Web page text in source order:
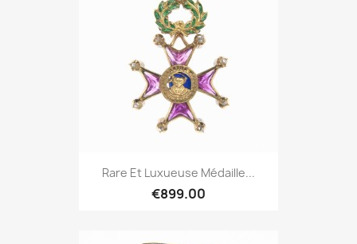
Rare Et Luxueuse Médaille...
€899.00